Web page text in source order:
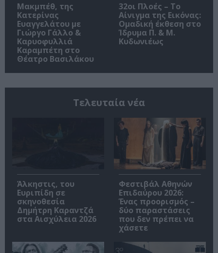
Μακμπέθ, της
Κατερίνας
Ευαγγελάτου με
Γιώργο Γάλλο &
Καρυοφυλλιά
Καραμπέτη στο
Θέατρο Βασιλάκου
32οι Πλοές – Το
Αίνιγμα της Εικόνας:
Ομαδική έκθεση στο
Ίδρυμα Π. & Μ.
Κυδωνιέως
Τελευταία νέα
Άλκηστις, του
Ευριπίδη σε
σκηνοθεσία
Δημήτρη Καραντζά
στα Αισχύλεια 2026
Φεστιβάλ Αθηνών
Επιδαύρου 2026:
Ένας προορισμός –
δύο παραστάσεις
που δεν πρέπει να
χάσετε